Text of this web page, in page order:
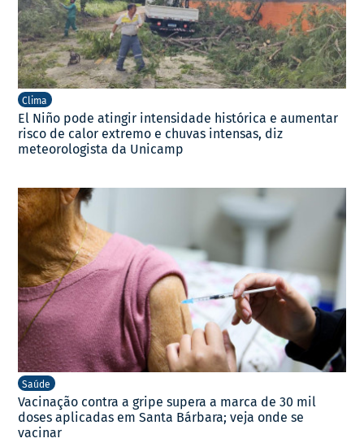
Clima
El Niño pode atingir intensidade histórica e aumentar
risco de calor extremo e chuvas intensas, diz
meteorologista da Unicamp
Saúde
Vacinação contra a gripe supera a marca de 30 mil
doses aplicadas em Santa Bárbara; veja onde se
vacinar